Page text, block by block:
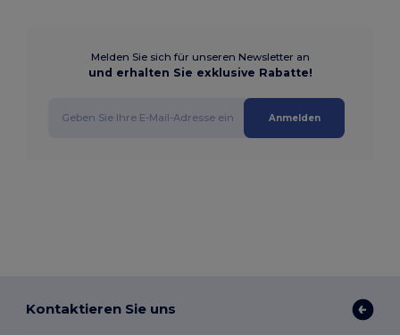
Melden Sie sich für unseren Newsletter an
und erhalten Sie exklusive Rabatte!
Anmelden
Kontaktieren Sie uns